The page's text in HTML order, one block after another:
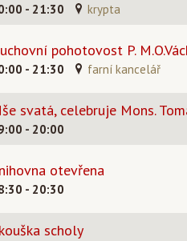
- 21:30 krypta
pohotovost P.
- 21:30 farní kancelář
svatá, celebruje Mons.
- 20:00
otevřena
- 20:30
scholy